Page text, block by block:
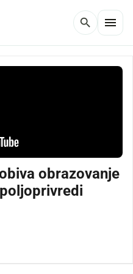
search menu
obrazovanje